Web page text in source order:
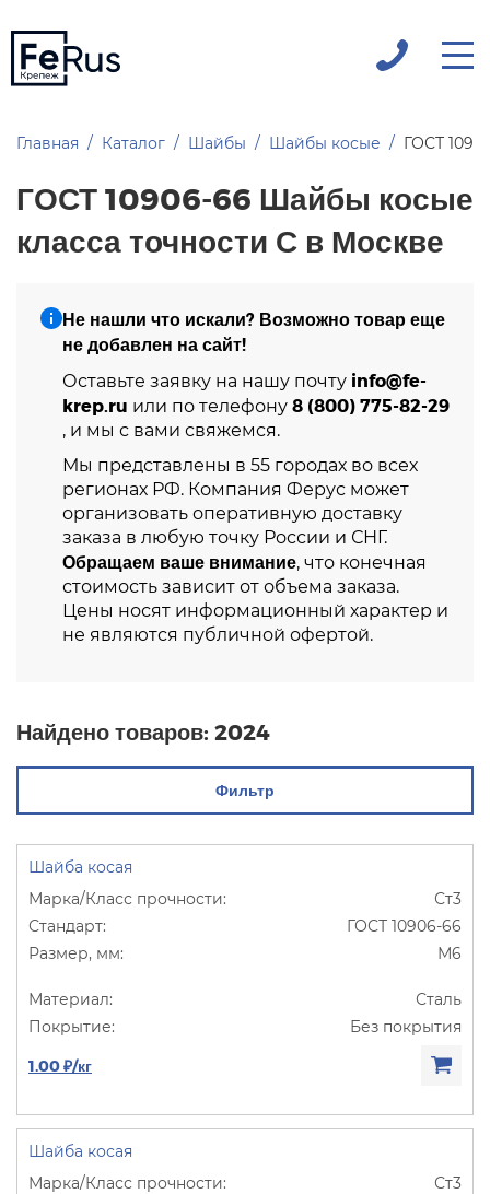
Главная Каталог Шайбы Шайбы косые ГОСТ
ГОСТ 10906-66 Шайбы косые
класса точности С в Москве
Не нашли что искали? Возможно товар еще
не добавлен на сайт!
Оставьте заявку на нашу почту info@fe-
krep.ru или по телефону 8 (800) 775-82-29
, и мы с вами свяжемся.
Мы представлены в 55 городах во всех
регионах РФ. Компания Ферус может
организовать оперативную доставку
заказа в любую точку России и СНГ.
Обращаем ваше внимание, что конечная
стоимость зависит от объема заказа.
Цены носят информационный характер и
не являются публичной офертой.
Найдено товаров: 2024
Фильтр
Шайба косая
Ст3
ГОСТ 10906-66
М6
Сталь
Без покрытия
1.00 ₽/кг
Шайба косая
Ст3